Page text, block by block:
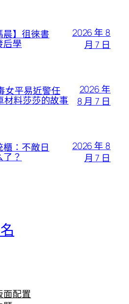
晨】徂徠書
后學
2026 年 8
月 7 日
女平易近警任
材料莎莎的故事
2026 年
8 月 7 日
：不敵日
？
2026 年 8
月 7 日
面配置